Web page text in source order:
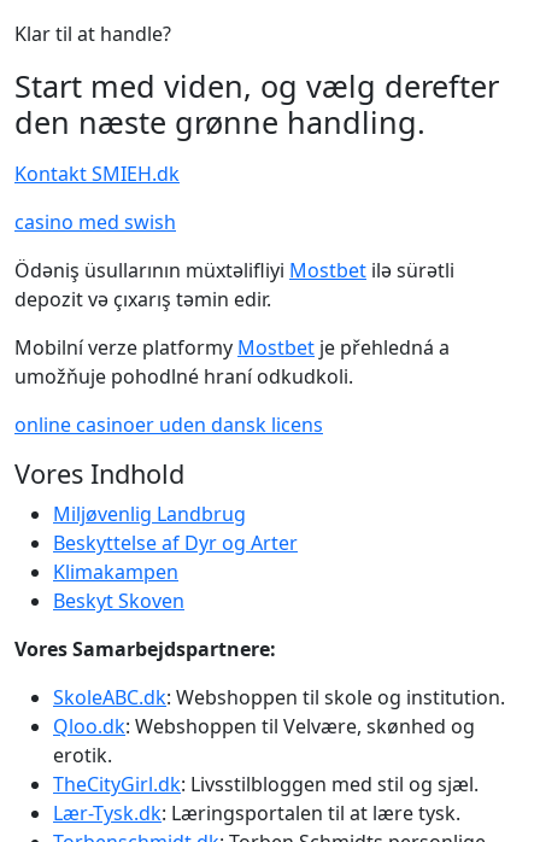
Klar til at handle?
Start med viden, og vælg derefter
den næste grønne handling.
Kontakt SMIEH.dk
casino med swish
Ödəniş üsullarının müxtəlifliyi Mostbet ilə sürətli
depozit və çıxarış təmin edir.
Mobilní verze platformy Mostbet je přehledná a
umožňuje pohodlné hraní odkudkoli.
online casinoer uden dansk licens
Vores Indhold
Miljøvenlig Landbrug
Beskyttelse af Dyr og Arter
Klimakampen
Beskyt Skoven
Vores Samarbejdspartnere:
SkoleABC.dk: Webshoppen til skole og institution.
Qloo.dk: Webshoppen til Velvære, skønhed og
erotik.
TheCityGirl.dk: Livsstilbloggen med stil og sjæl.
Lær-Tysk.dk: Læringsportalen til at lære tysk.